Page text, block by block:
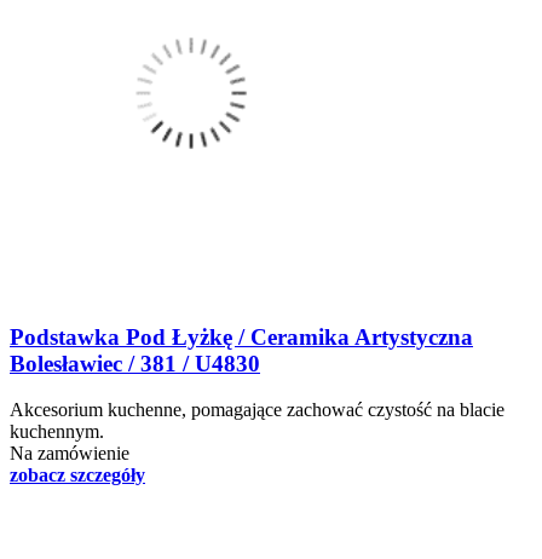
Podstawka Pod Łyżkę / Ceramika Artystyczna
Bolesławiec / 381 / U4830
Akcesorium kuchenne, pomagające zachować czystość na blacie
kuchennym.
Na zamówienie
zobacz szczegóły